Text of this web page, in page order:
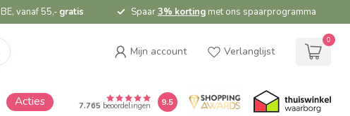
vanaf 55,- gratis Spaar3% kortingmet ons spaarprogramma
Mijn account Verlanglijst
0
Acties 7.765 beoordelingen 9.5